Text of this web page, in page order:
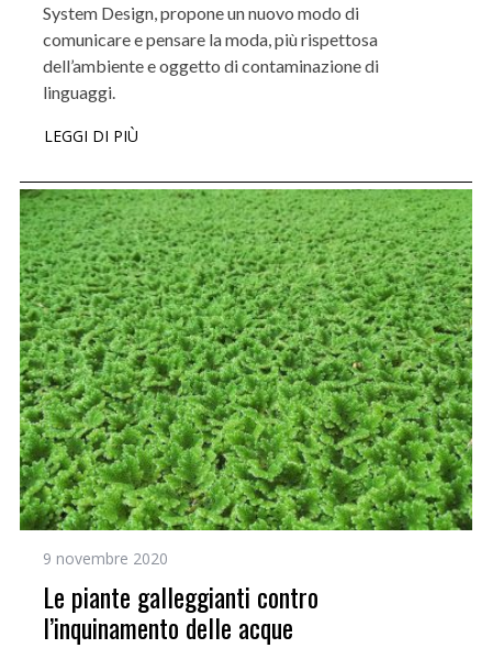
System Design, propone un nuovo modo di
comunicare e pensare la moda, più rispettosa
dell’ambiente e oggetto di contaminazione di
linguaggi.
LEGGI DI PIÙ
9 novembre 2020
Le piante galleggianti contro
l’inquinamento delle acque